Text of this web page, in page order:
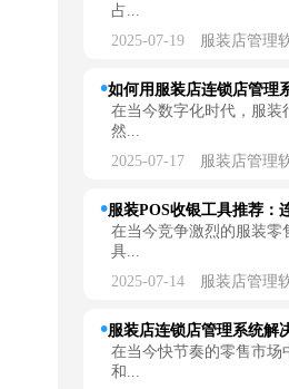
占...
2025-07-19 服装店管理
如何用服装店连锁店管理
在当今数字化时代，服装
然...
2025-07-17 服装店管理
服装POS收银工具推荐：
在当今竞争激烈的服装零
具...
2025-07-14 服装店管理
服装店连锁店管理系统解
在当今快节奏的零售市场
和...